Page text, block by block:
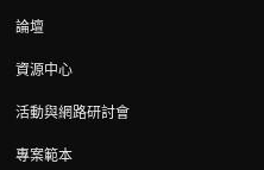
論壇
資源中心
活動與網路研討會
專案範本